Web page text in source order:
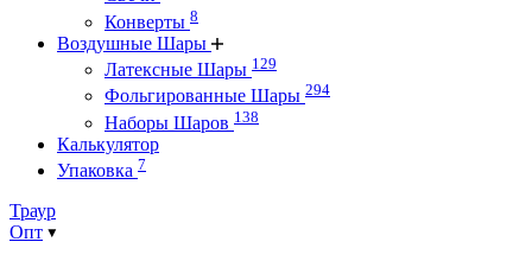
Конверты 8
Воздушные Шары
Латексные Шары 129
Фольгированные Шары 294
Наборы Шаров 138
Калькулятор
Упаковка 7
Траур
Опт